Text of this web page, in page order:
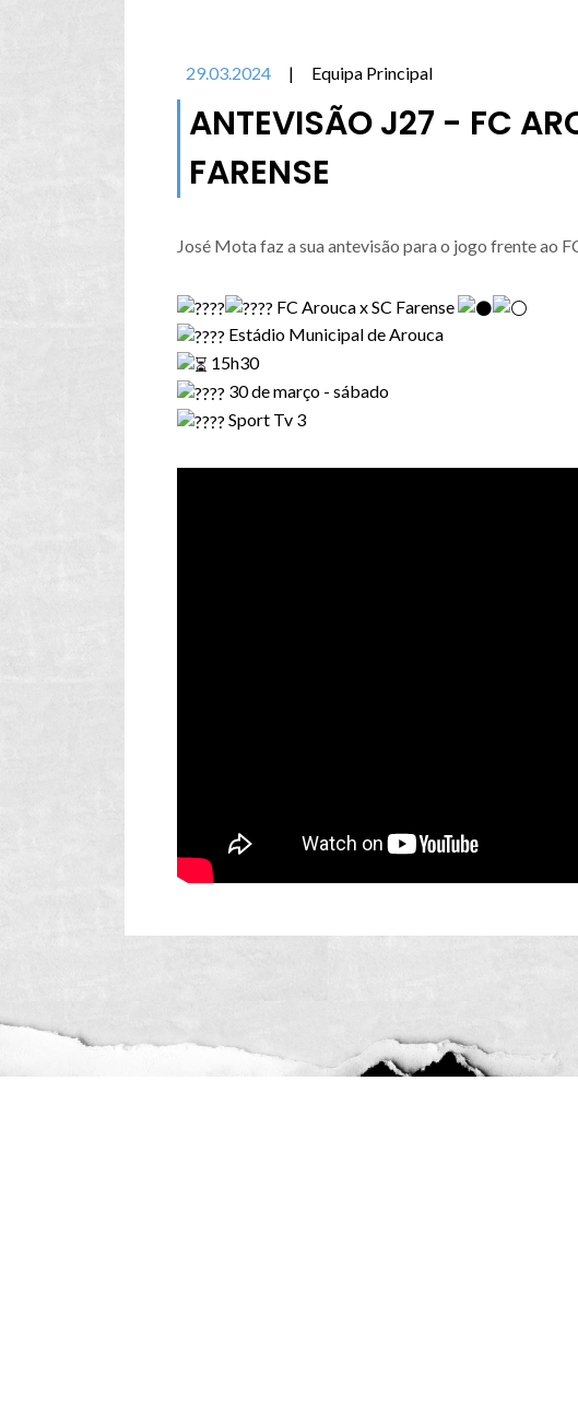
29.03.2024 | Equipa Principal
ANTEVISÃO J27 - FC
FARENSE
José Mota faz a sua antevisão para o jogo frente ao
FC Arouca x SC Farense ️
Estádio Municipal de Arouca
15h30
30 de março - sábado
Sport Tv 3